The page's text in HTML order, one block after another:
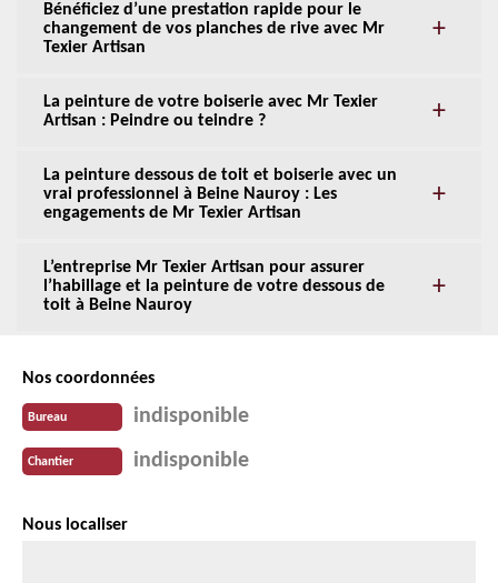
Bénéficiez d’une prestation rapide pour le
changement de vos planches de rive avec Mr
Texier Artisan
La peinture de votre boiserie avec Mr Texier
Artisan : Peindre ou teindre ?
La peinture dessous de toit et boiserie avec un
vrai professionnel à Beine Nauroy : Les
engagements de Mr Texier Artisan
L’entreprise Mr Texier Artisan pour assurer
l’habillage et la peinture de votre dessous de
toit à Beine Nauroy
Nos coordonnées
Bureau indisponible
Chantier indisponible
Nous localiser